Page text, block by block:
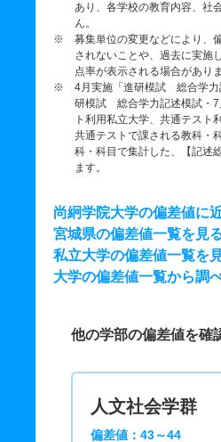
あり、各学校の教育内容、社
ん。
※ 募集単位の変更などにより、
されないことや、過去に実施
点率が表示される場合がありま
※ 4月実施「進研模試 総合学力
研模試 総合学力記述模試・7
ト利用私立大学、共通テスト
共通テストで課される教科・
科・科目で集計した、【記述
ます。
尚絅学院大学の偏差値に
宮城県の偏差値一覧を見
私立大学の偏差値一覧を
大学の偏差値一覧から調
他の学部の偏差値を確
人文社会学群
偏差値：43～44